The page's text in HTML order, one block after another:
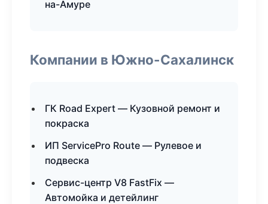
на-Амуре
Компании в Южно-Сахалинск
ГК Road Expert — Кузовной ремонт и
покраска
ИП ServicePro Route — Рулевое и
подвеска
Сервис-центр V8 FastFix —
Автомойка и детейлинг